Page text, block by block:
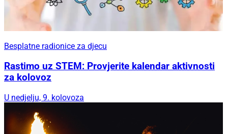
Besplatne radionice za djecu
Rastimo uz STEM: Provjerite kalendar aktivnosti
za kolovoz
U nedjelju, 9. kolovoza